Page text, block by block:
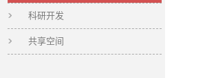
科研开发
共享空间